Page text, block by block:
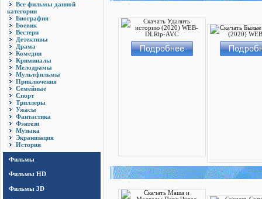
Все фильмы данной
категории
Биография
Боевик
Вестерн
Детективы
Драма
Комедии
Криминалы
Мелодрамы
Мультфильмы
Приключения
Семейные
Спорт
Триллеры
Ужасы
Фантастика
Фэнтези
Музыка
Экранизация
История
Фильмы
Фильмы HD
Фильмы 3D